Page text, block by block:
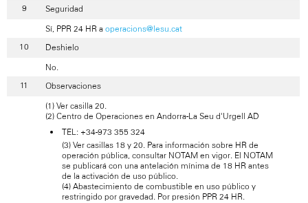
Seguridad
Sí, PPR 24 HR a operacions@lesu.cat
Deshielo
No.
Observaciones
(1) Ver casilla 20.
(2) Centro de Operaciones en Andorra-La Seu d'Urgell AD
TEL: +34-973 355 324
(3) Ver casillas 18 y 20. Para información sobre HR de
operación pública, consultar NOTAM en vigor. El NOTAM
se publicará con una antelación mínima de 18 HR antes
de la activación de uso público.
(4) Abastecimiento de combustible en uso público y
restringido por gravedad. Por presión PPR 24 HR.